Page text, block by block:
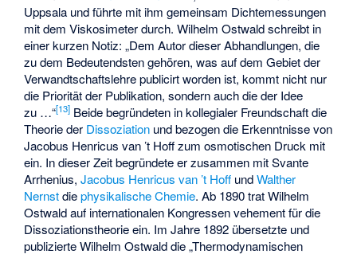
Uppsala und führte mit ihm gemeinsam Dichtemessungen
mit dem Viskosimeter durch. Wilhelm Ostwald schreibt in
einer kurzen Notiz: „Dem Autor dieser Abhandlungen, die
zu dem Bedeutendsten gehören, was auf dem Gebiet der
Verwandtschaftslehre publicirt worden ist, kommt nicht nur
die Priorität der Publikation, sondern auch die der Idee
zu …“[13] Beide begründeten in kollegialer Freundschaft die
Theorie der Dissoziation und bezogen die Erkenntnisse von
Jacobus Henricus van ’t Hoff zum osmotischen Druck mit
ein. In dieser Zeit begründete er zusammen mit Svante
Arrhenius,Jacobus Henricus van ’t Hoff undWalther
Nernstdiephysikalische Chemie. Ab 1890 trat Wilhelm
Ostwald auf internationalen Kongressen vehement für die
Dissoziationstheorie ein. Im Jahre 1892 übersetzte und
publizierte Wilhelm Ostwald die „Thermodynamischen